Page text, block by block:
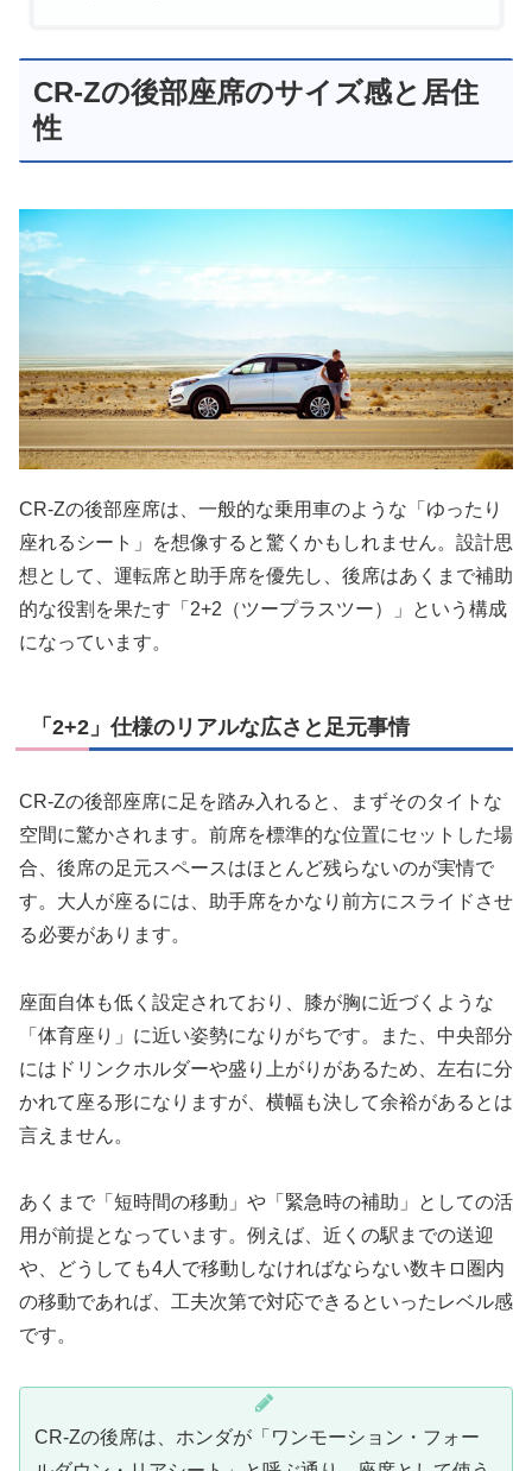
CR-Zの後部座席のサイズ感と居住
性
CR-Zの後部座席は、一般的な乗用車のような「ゆったり
座れるシート」を想像すると驚くかもしれません。設計思
想として、運転席と助手席を優先し、後席はあくまで補助
的な役割を果たす「2+2（ツープラスツー）」という構成
になっています。
「2+2」仕様のリアルな広さと足元事情
CR-Zの後部座席に足を踏み入れると、まずそのタイトな
空間に驚かされます。前席を標準的な位置にセットした場
合、後席の足元スペースはほとんど残らないのが実情で
す。大人が座るには、助手席をかなり前方にスライドさせ
る必要があります。
座面自体も低く設定されており、膝が胸に近づくような
「体育座り」に近い姿勢になりがちです。また、中央部分
にはドリンクホルダーや盛り上がりがあるため、左右に分
かれて座る形になりますが、横幅も決して余裕があるとは
言えません。
あくまで「短時間の移動」や「緊急時の補助」としての活
用が前提となっています。例えば、近くの駅までの送迎
や、どうしても4人で移動しなければならない数キロ圏内
の移動であれば、工夫次第で対応できるといったレベル感
です。
CR-Zの後席は、ホンダが「ワンモーション・フォー